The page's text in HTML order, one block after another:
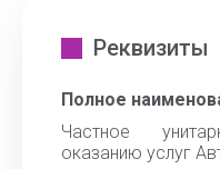
Реквизиты
Полное
Частное
оказанию услуг